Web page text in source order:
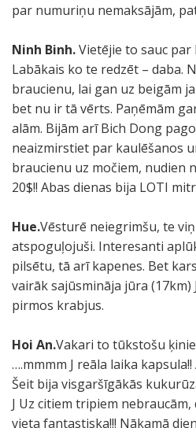
par numuriņu nemaksājām,
Ninh Binh.Vietējie to sauc par
Labākais ko te redzēt – daba.
braucienu, lai gan uz beigām
bet nu ir tā vērts. Paņēmām
alām. Bijām arī Bich Dong
neaizmirstiet par kaulēšanos
braucienu uz močiem, nudien
20$!! Abas dienas bija LOTI
Hue.Vēsturē neiegrimšu, te
atspoguļojuši. Interesanti
pilsētu, tā arī kapenes. Bet
vairāk sajūsmināja jūra
pirmos krabjus.
Hoi An.Vakari to tūkstošu
….mmmm J reāla laika
Šeit bija visgaršīgākās
J Uz citiem tripiem
vieta fantastiska!!! Nākamā